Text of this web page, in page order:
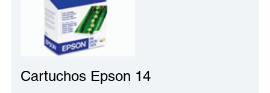
Cartuchos Epson 14